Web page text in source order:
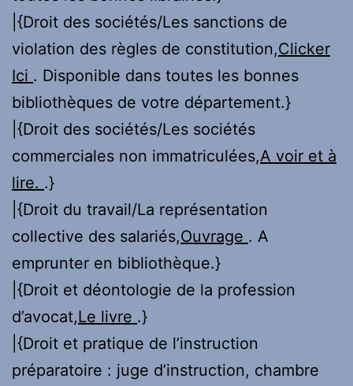
|{Droit des sociétés/Les sanctions de
violation des règles de constitution,Clicker
Ici . Disponible dans toutes les bonnes
bibliothèques de votre département.}
|{Droit des sociétés/Les sociétés
commerciales non immatriculées,A voir et à
lire. .}
|{Droit du travail/La représentation
collective des salariés,Ouvrage . A
emprunter en bibliothèque.}
|{Droit et déontologie de la profession
d’avocat,Le livre .}
|{Droit et pratique de l’instruction
préparatoire : juge d’instruction, chambre